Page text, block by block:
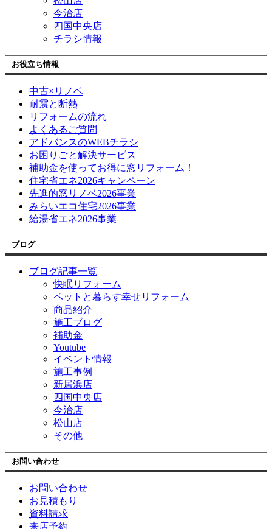
今治店
四国中央店
チラシ情報
お役立ち情報
中古×リノベ
耐震と断熱
リフォームの流れ
よくあるご質問
アドバンスのWEBチラシ
お困りごと解決サービス
補助金を使ってお得に窓リフォーム！
住宅省エネ2026キャンペーン
先進的窓リノベ2026事業
みらいエコ住宅2026事業
給湯省エネ2026事業
ブログ
ブログ記事一覧
快眠リフォーム
ペットと暮らす幸せリフォーム
商品紹介
施工ブログ
補助金
Youtube
イベント情報
施工事例
新居浜店
四国中央店
今治店
松山店
その他
お問い合わせ
お問い合わせ
お見積もり
資料請求
来店予約